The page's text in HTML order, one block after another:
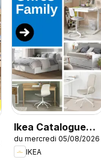
Ikea Catalogue
des produits -
Offres Ikea Family
du mercredi 05/08/2026
IKEA